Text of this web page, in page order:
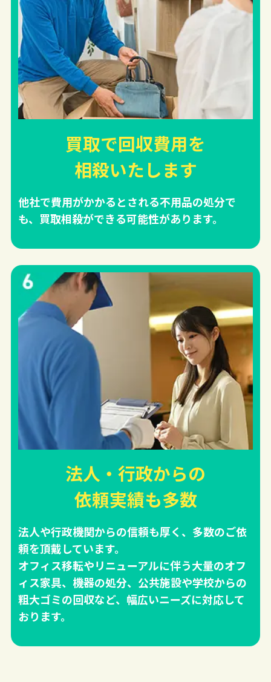
買取で回収費用を
相殺いたします
他社で費用がかかるとされる不用品の処分で
も、買取相殺ができる可能性があります。
法人・行政からの
依頼実績も多数
法人や行政機関からの信頼も厚く、多数のご依
頼を頂戴しています。
オフィス移転やリニューアルに伴う大量のオフ
ィス家具、機器の処分、公共施設や学校からの
粗大ゴミの回収など、幅広いニーズに対応して
おります。